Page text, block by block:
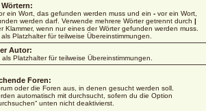
ein Wort, das gefunden werden muss und ein- vor ein Wort,
werden darf. Verwende mehrere Wörter getrennt durch|
Klammer, wenn nur eines der Wörter gefunden werden muss.
Platzhalter für teilweise Übereinstimmungen.
Autor:
Platzhalter für teilweise Übereinstimmungen.
Foren:
oder die Foren aus, in denen gesucht werden soll.
automatisch mit durchsucht, sofern du die Option
unten nicht deaktivierst.